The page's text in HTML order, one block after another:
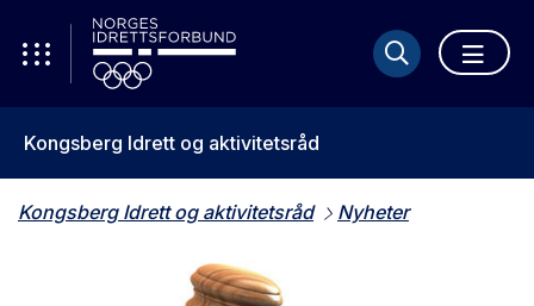
Kongsberg Idrett og aktivitetsråd
Kongsberg Idrett og aktivitetsråd Nyheter